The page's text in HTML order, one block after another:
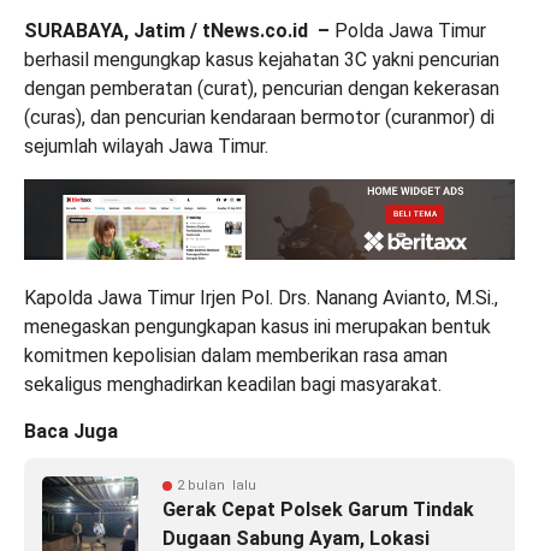
SURABAYA, Jatim / tNews.co.id – Polda Jawa Timur
berhasil mengungkap kasus kejahatan 3C yakni pencurian
dengan pemberatan (curat), pencurian dengan kekerasan
(curas), dan pencurian kendaraan bermotor (curanmor) di
sejumlah wilayah Jawa Timur.
Kapolda Jawa Timur Irjen Pol. Drs. Nanang Avianto, M.Si.,
menegaskan pengungkapan kasus ini merupakan bentuk
komitmen kepolisian dalam memberikan rasa aman
sekaligus menghadirkan keadilan bagi masyarakat.
Baca Juga
2 bulan lalu
Gerak Cepat Polsek Garum Tindak
Dugaan Sabung Ayam, Lokasi